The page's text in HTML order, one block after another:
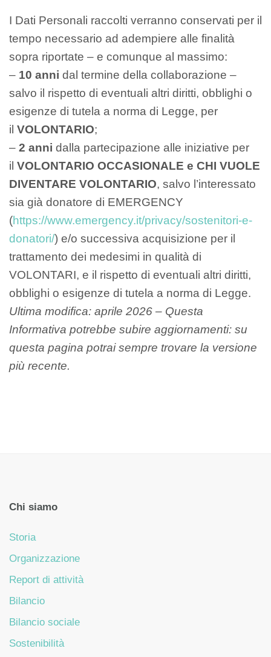
I Dati Personali raccolti verranno conservati per il
tempo necessario ad adempiere alle finalità
sopra riportate – e comunque al massimo:
– 10 anni dal termine della collaborazione –
salvo il rispetto di eventuali altri diritti, obblighi o
esigenze di tutela a norma di Legge, per
il VOLONTARIO;
– 2 anni dalla partecipazione alle iniziative per
il VOLONTARIO OCCASIONALE e CHI VUOLE
DIVENTARE VOLONTARIO, salvo l’interessato
sia già donatore di EMERGENCY
(https://www.emergency.it/privacy/sostenitori-e-
donatori/) e/o successiva acquisizione per il
trattamento dei medesimi in qualità di
VOLONTARI, e il rispetto di eventuali altri diritti,
obblighi o esigenze di tutela a norma di Legge.
Ultima modifica: aprile 2026 – Questa
Informativa potrebbe subire aggiornamenti: su
questa pagina potrai sempre trovare la versione
più recente.
Chi siamo
Storia
Organizzazione
Report di attività
Bilancio
Bilancio sociale
Sostenibilità